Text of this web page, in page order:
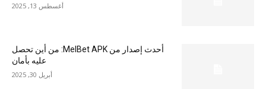
أغسطس 13, 2025
أحدث إصدار من MelBet APK: من أين تحصل
عليه بأمان
أبريل 30, 2025